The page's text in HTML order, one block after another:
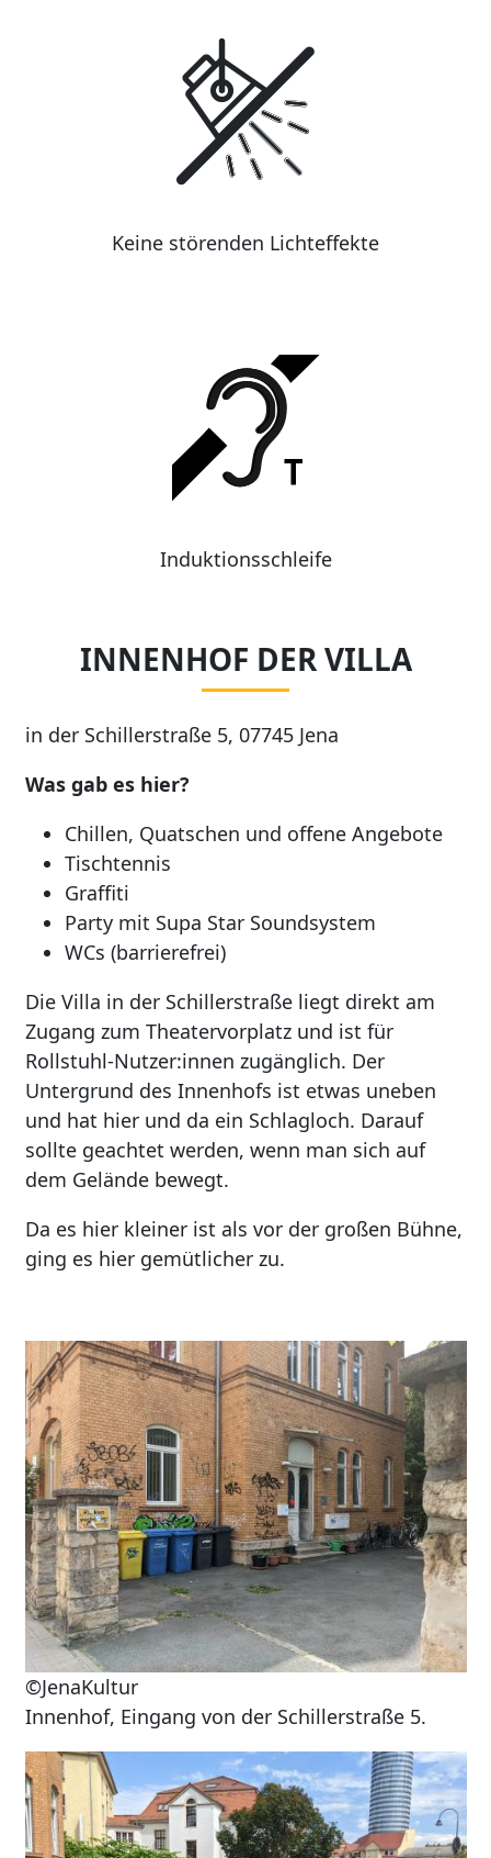
Keine störenden Lichteffekte
Induktionsschleife
INNENHOF DER VILLA
in der Schillerstraße 5, 07745 Jena
Was gab es hier?
Chillen, Quatschen und offene Angebote
Tischtennis
Graffiti
Party mit Supa Star Soundsystem
WCs (barrierefrei)
Die Villa in der Schillerstraße liegt direkt am
Zugang zum Theatervorplatz und ist für
Rollstuhl-Nutzer:innen zugänglich. Der
Untergrund des Innenhofs ist etwas uneben
und hat hier und da ein Schlagloch. Darauf
sollte geachtet werden, wenn man sich auf
dem Gelände bewegt.
Da es hier kleiner ist als vor der großen Bühne,
ging es hier gemütlicher zu.
Image
©JenaKultur
Innenhof, Eingang von der Schillerstraße 5.
Image